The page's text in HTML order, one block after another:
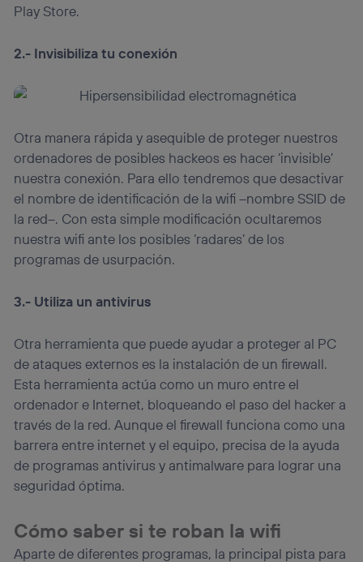
Play Store.
2.- Invisibiliza tu conexión
Otra manera rápida y asequible de proteger nuestros
ordenadores de posibles hackeos es hacer ‘invisible’
nuestra conexión. Para ello tendremos que desactivar
el nombre de identificación de la wifi –nombre SSID de
la red–. Con esta simple modificación ocultaremos
nuestra wifi ante los posibles ‘radares’ de los
programas de usurpación.
3.- Utiliza un antivirus
Otra herramienta que puede ayudar a proteger al PC
de ataques externos es la instalación de un firewall.
Esta herramienta actúa como un muro entre el
ordenador e Internet, bloqueando el paso del hacker a
través de la red. Aunque el firewall funciona como una
barrera entre internet y el equipo, precisa de la ayuda
de programas antivirus y antimalware para lograr una
seguridad óptima.
Cómo saber si te roban la wifi
Aparte de diferentes programas, la principal pista para